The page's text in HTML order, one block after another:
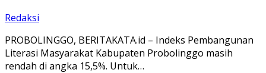
Redaksi
PROBOLINGGO, BERITAKATA.id – Indeks Pembangunan
Literasi Masyarakat Kabupaten Probolinggo masih
rendah di angka 15,5%. Untuk…